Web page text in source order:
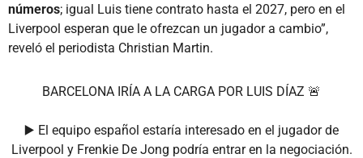
números; igual Luis tiene contrato hasta el 2027, pero en el
Liverpool esperan que le ofrezcan un jugador a cambio”,
reveló el periodista Christian Martin.
BARCELONA IRÍA A LA CARGA POR LUIS DÍAZ 🚨
▶️ El equipo español estaría interesado en el jugador de
Liverpool y Frenkie De Jong podría entrar en la negociación.